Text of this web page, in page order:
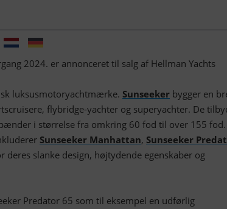
2024. er annonceret til salg af Hellman Yachts
luksusmotoryachtmærke. Sunseeker bygger en
flybridge-yachter og superyachter. De
i størrelse fra omkring 60 fod til over 155 fod.
Sunseeker Manhattan, Sunseeker
deres slanke design, højtydende egenskaber og
Predator 65 som til eksempel en udførlig